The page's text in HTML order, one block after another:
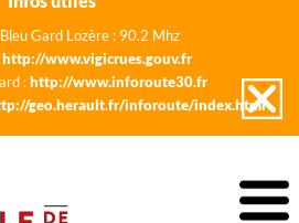
Gard Lozère : 90.2 Mhz
http://www.vigicrues.gouv.fr
:http://www.inforoute30.fr
geo.herault.fr/inforoute/index.html